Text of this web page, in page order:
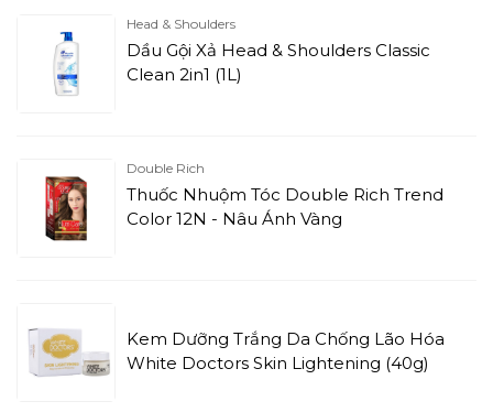
Head & Shoulders
Dầu Gội Xả Head & Shoulders Classic
Clean 2in1 (1L)
Double Rich
Thuốc Nhuộm Tóc Double Rich Trend
Color 12N - Nâu Ánh Vàng
Kem Dưỡng Trắng Da Chống Lão Hóa
White Doctors Skin Lightening (40g)